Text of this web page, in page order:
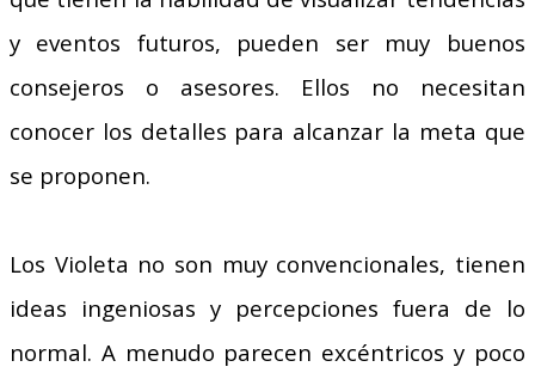
y eventos futuros, pueden ser muy buenos
consejeros o asesores. Ellos no necesitan
conocer los detalles para alcanzar la meta que
se proponen.
Los Violeta no son muy convencionales, tienen
ideas ingeniosas y percepciones fuera de lo
normal. A menudo parecen excéntricos y poco